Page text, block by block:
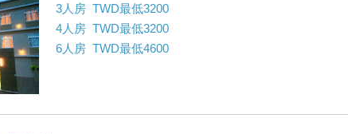
3人房 TWD最低3200
4人房 TWD最低3200
6人房 TWD最低4600